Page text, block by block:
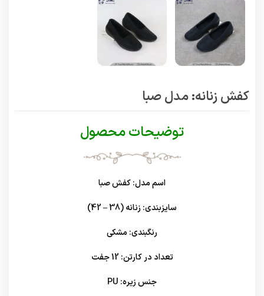
کفش زنانه: مدل صبا
توضیحات محصول
اسم مدل: کفش صبا
سایزبندی: زنانه (38 – 42)
رنگبندی: مشکی
تعداد در کارتن: 12 جفت
جنس زیره: PU